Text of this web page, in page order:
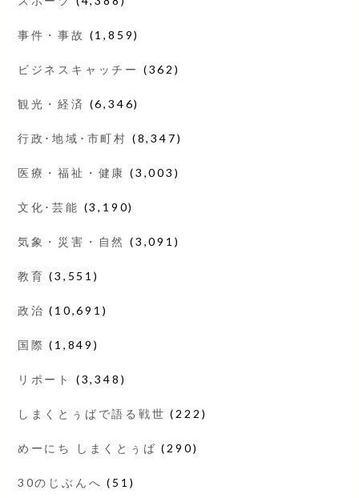
事件・事故 (1,859)
ビジネスキャッチー (362)
観光・経済 (6,346)
行政･地域･市町村 (8,347)
医療・福祉・健康 (3,003)
文化･芸能 (3,190)
気象・災害・自然 (3,091)
教育 (3,551)
政治 (10,691)
国際 (1,849)
リポート (3,348)
しまくとぅばで語る戦世 (222)
めーにち しまくとぅば (290)
30のじぶんへ (51)